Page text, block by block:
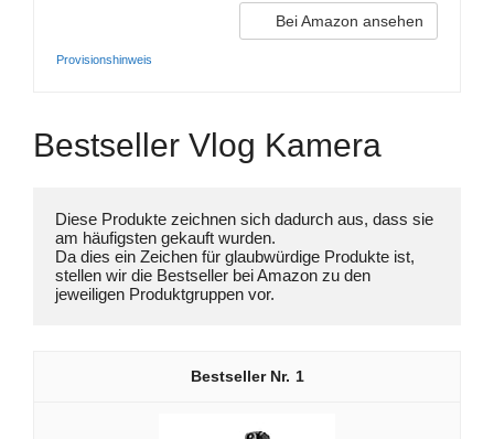
Bei Amazon ansehen
Provisionshinweis
Bestseller Vlog Kamera
Diese Produkte zeichnen sich dadurch aus, dass sie
am häufigsten gekauft wurden.
Da dies ein Zeichen für glaubwürdige Produkte ist,
stellen wir die Bestseller bei Amazon zu den
jeweiligen Produktgruppen vor.
1